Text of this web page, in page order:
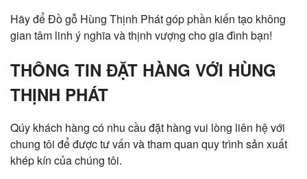
Hãy để Đồ gỗ Hùng Thịnh Phát góp phần kiến tạo không
gian tâm linh ý nghĩa và thịnh vượng cho gia đình bạn!
THÔNG TIN ĐẶT HÀNG VỚI HÙNG
THỊNH PHÁT
Qúy khách hàng có nhu cầu đặt hàng vui lòng liên hệ với
chung tôi để được tư vấn và tham quan quy trình sản xuất
khép kín của chúng tôi.